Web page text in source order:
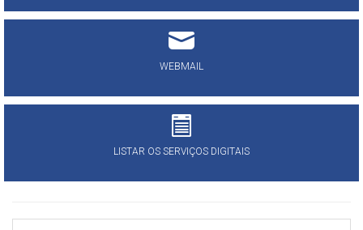
WEBMAIL
LISTAR OS SERVIÇOS DIGITAIS